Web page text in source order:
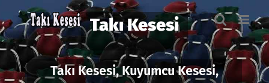
to
content
Takı Kesesi
Takı Kesesi, Kuyumcu Kesesi,